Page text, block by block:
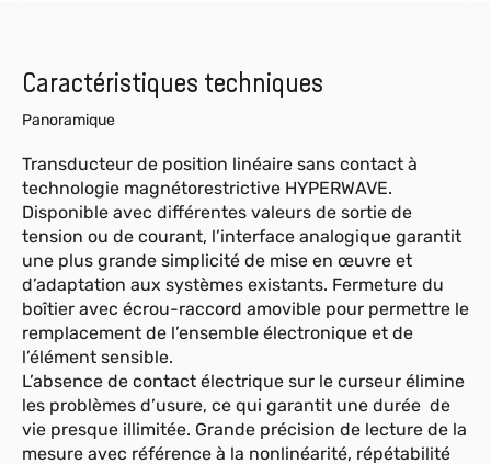
Caractéristiques techniques
Panoramique
Transducteur de position linéaire sans contact à
technologie magnétorestrictive HYPERWAVE.
Disponible avec différentes valeurs de sortie de
tension ou de courant, l’interface analogique garantit
une plus grande simplicité de mise en œuvre et
d’adaptation aux systèmes existants. Fermeture du
boîtier avec écrou-raccord amovible pour permettre le
remplacement de l’ensemble électronique et de
l’élément sensible.
L’absence de contact électrique sur le curseur élimine
les problèmes d’usure, ce qui garantit une durée de
vie presque illimitée. Grande précision de lecture de la
mesure avec référence à la nonlinéarité, répétabilité